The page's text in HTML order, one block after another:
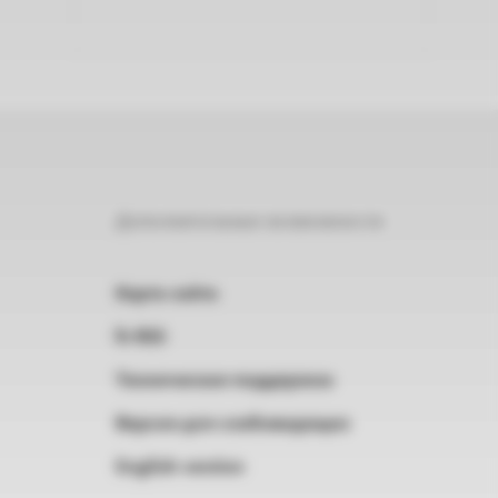
Карта сайта
RSS
Техническая поддержка
Версия для слабовидящих
English version